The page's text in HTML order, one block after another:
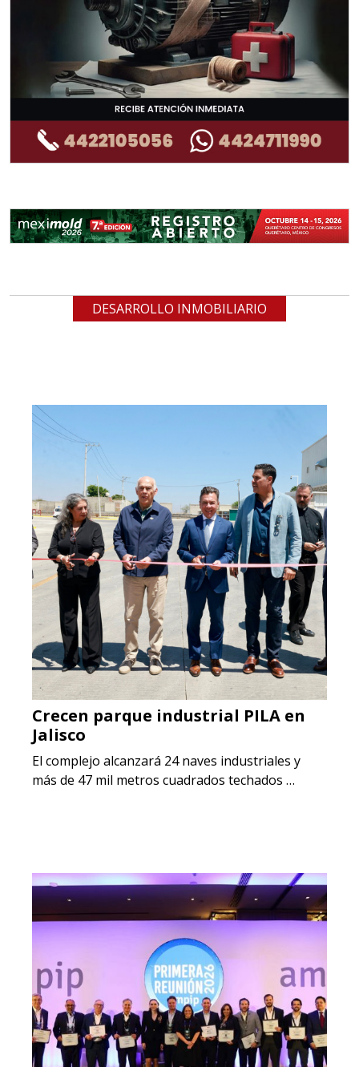
DESARROLLO INMOBILIARIO
Crecen parque industrial PILA en
Jalisco
El complejo alcanzará 24 naves industriales y
más de 47 mil metros cuadrados techados …